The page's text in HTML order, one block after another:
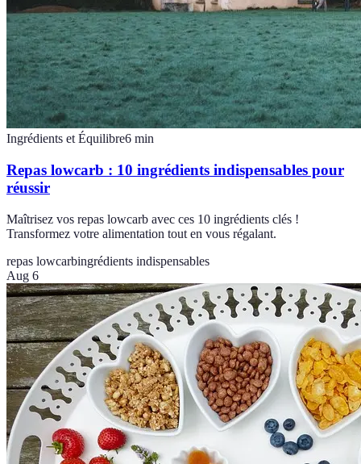
Ingrédients et Équilibre6 min
Repas lowcarb : 10 ingrédients indispensables pour
réussir
Maîtrisez vos repas lowcarb avec ces 10 ingrédients clés !
Transformez votre alimentation tout en vous régalant.
repas lowcarbingrédients indispensables
Aug 6